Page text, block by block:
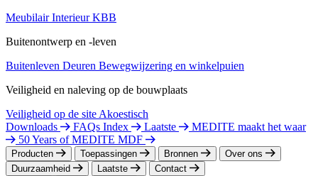
MeubilairInterieurKBB
Buitenontwerp en -leven
Buitenleven Deuren Bewegwijzering en winkelpuien
Veiligheid en naleving op de bouwplaats
Veiligheid op de site Akoestisch
Downloads
FAQs Index Laatste
MEDITE maakt het waar
50 Years of MEDITE MDF
Producten Toepassingen Bronnen
Over ons
Duurzaamheid
Laatste
Contact